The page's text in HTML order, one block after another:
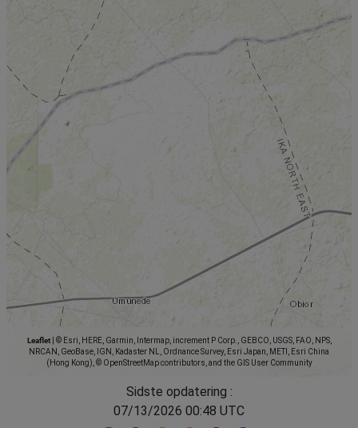
Leaflet
© Esri, HERE, Garmin, Intermap, increment P Corp., GEBCO, USGS, FAO, NPS,
NRCAN, GeoBase, IGN, Kadaster NL, Ordnance Survey, Esri Japan, METI, Esri China
(Hong Kong), © OpenStreetMap contributors, and the GIS User Community
Sidste opdatering :
07/13/2026 00:48 UTC